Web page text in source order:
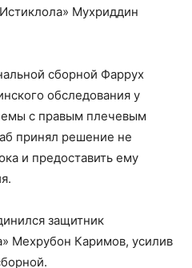
Мухриддин
сборной Фаррух
обследования у
с правым плечевым
принял решение не
и предоставить ему
защитник
Мехрубон Каримов, усилив